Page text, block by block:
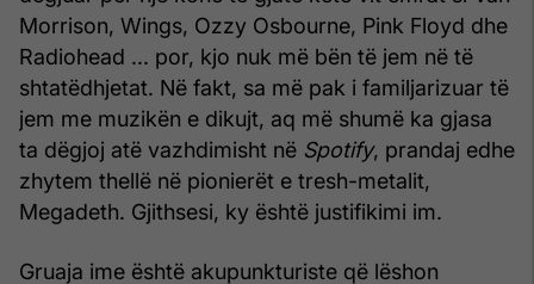
Morrison, Wings, Ozzy Osbourne, Pink Floyd dhe
Radiohead ... por, kjo nuk më bën të jem në të
shtatëdhjetat. Në fakt, sa më pak i familjarizuar të
jem me muzikën e dikujt, aq më shumë ka gjasa
ta dëgjoj atë vazhdimisht në Spotify, prandaj edhe
zhytem thellë në pionierët e tresh-metalit,
Megadeth. Gjithsesi, ky është justifikimi im.
Gruaja ime është akupunkturiste që lëshon